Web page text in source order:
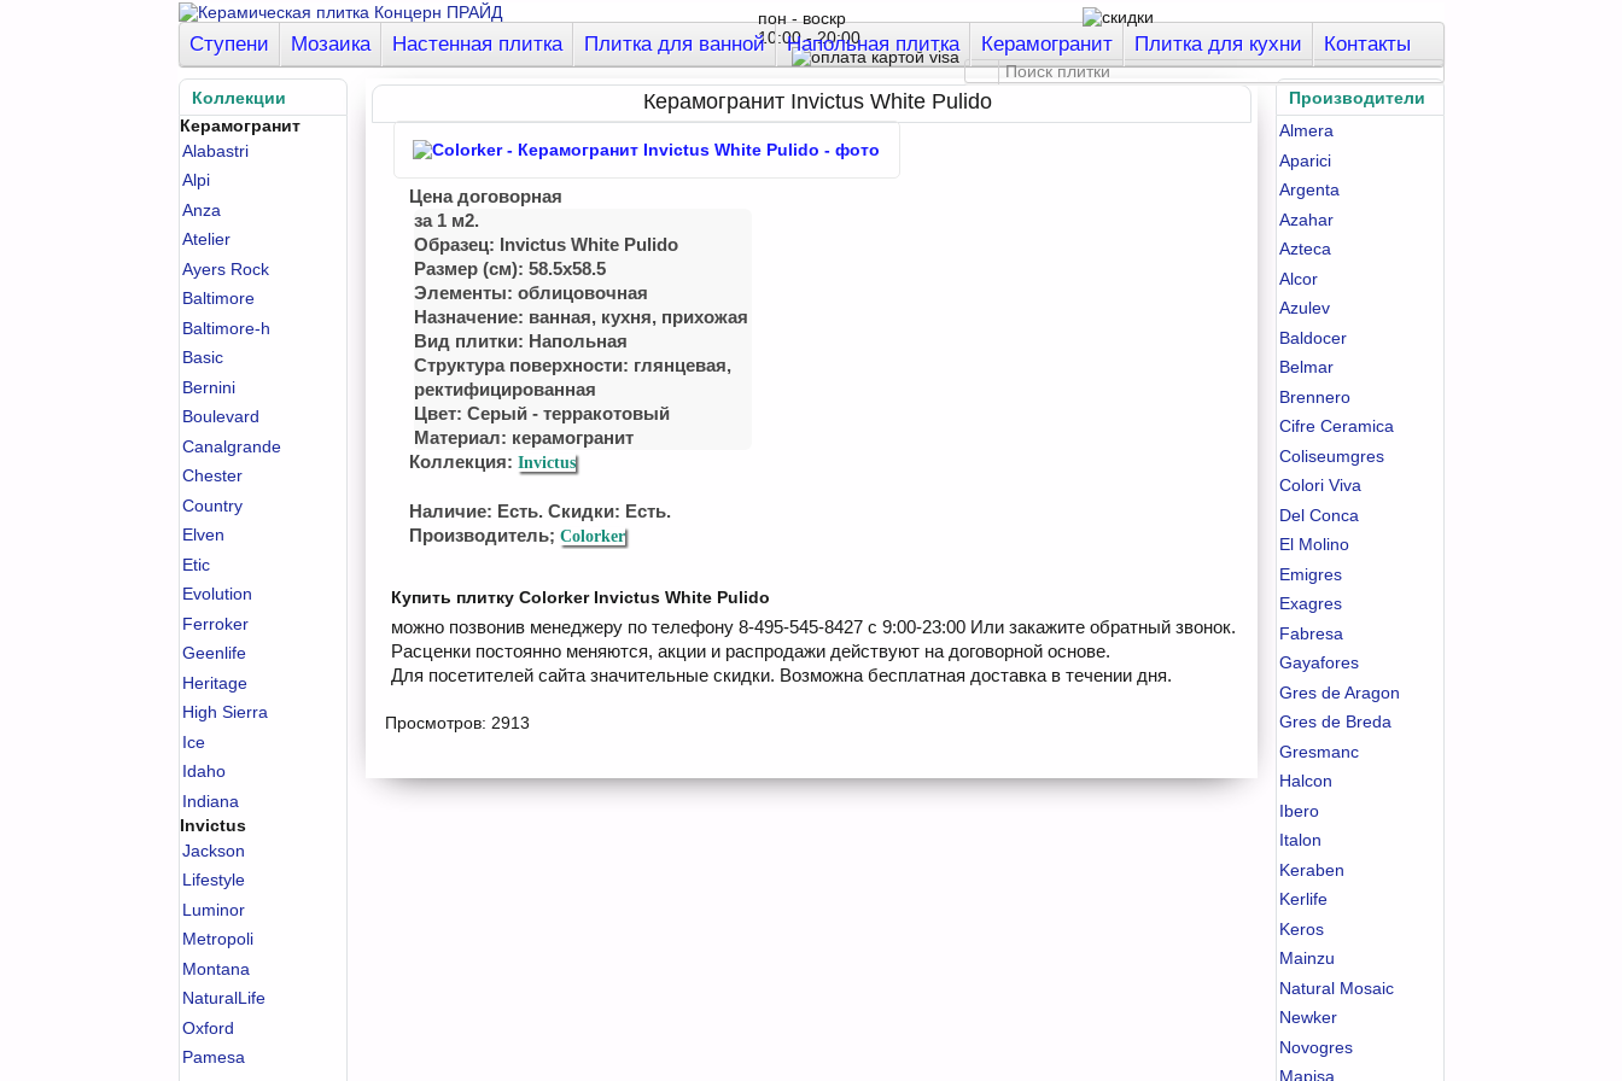
пон - воскр
10:00 - 20:00
Ступени Мозаика Настенная плитка Плитка для ванной Напольная плитка Керамогранит Плитка для кухни Контакты
Коллекции
Керамогранит
Alabastri
Alpi
Anza
Atelier
Ayers Rock
Baltimore
Baltimore-h
Basic
Bernini
Boulevard
Canalgrande
Chester
Country
Elven
Etic
Evolution
Ferroker
Geenlife
Heritage
High Sierra
Ice
Idaho
Indiana
Invictus
Jackson
Lifestyle
Luminor
Metropoli
Montana
NaturalLife
Oxford
Pamesa
Производители
Almera
Aparici
Argenta
Azahar
Azteca
Alcor
Azulev
Baldocer
Belmar
Brennero
Cifre Ceramica
Coliseumgres
Colori Viva
Del Conca
El Molino
Emigres
Exagres
Fabresa
Gayafores
Gres de Aragon
Gres de Breda
Gresmanc
Halcon
Ibero
Italon
Keraben
Kerlife
Keros
Mainzu
Natural Mosaic
Newker
Novogres
Mapisa
Керамогранит Invictus White Pulido
Цена договорная
за 1 м2.
Образец: Invictus White Pulido
Размер (см): 58.5x58.5
Элементы: облицовочная
Назначение: ванная, куxня, приxожая
Вид плитки: Напольная
Структура поверхности: глянцевая,
ректифицированная
Цвет: Серый - терракотовый
Материал: керамогранит
Коллекция: Invictus
Наличие: Есть. Скидки: Есть.
Производитель; Colorker
Купить плитку Colorker Invictus White Pulido
можно позвонив менеджеру по телефону 8-495-545-8427 с 9:00-23:00 Или закажите обратный звонок.
Расценки постоянно меняются, акции и распродажи действуют на договорной основе.
Для посетителей сайта значительные скидки. Возможна бесплатная доставка в течении дня.
Просмотров: 2913